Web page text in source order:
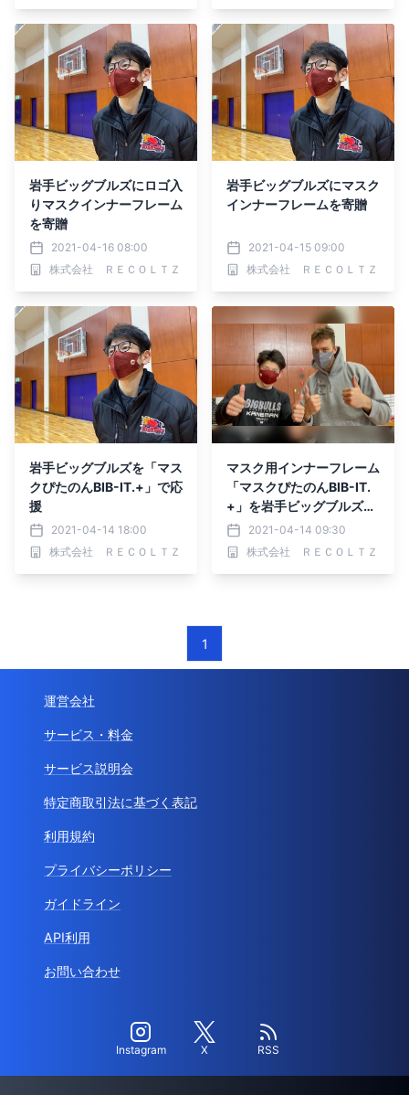
岩手ビッグブルズにロゴ入
りマスクインナーフレーム
を寄贈
2021-04-16 08:00
株式会社 ＲＥＣＯＬＴＺ
岩手ビッグブルズにマスク
インナーフレームを寄贈
2021-04-15 09:00
株式会社 ＲＥＣＯＬＴＺ
岩手ビッグブルズを「マス
クぴたのんBIB-IT.+」で応
援
2021-04-14 18:00
株式会社 ＲＥＣＯＬＴＺ
マスク用インナーフレーム
「マスクぴたのんBIB-IT.
+」を岩手ビッグブルズに
寄贈2021-04-14 09:30
株式会社 ＲＥＣＯＬＴＺ
1
運営会社
サービス・料金
サービス説明会
特定商取引法に基づく表記
利用規約
プライバシーポリシー
ガイドライン
API利用
お問い合わせ
Instagram X RSS